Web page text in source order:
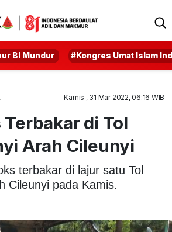
BI Mundur #Kongres Umat Islam
Kamis , 31 Mar 2022, 06:16 WIB
di Tol
Arah Cileunyi
terbakar di lajur satu Tol
Cileunyi pada Kamis.